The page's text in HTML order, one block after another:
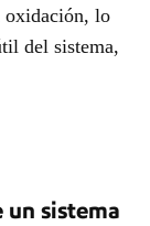
oxidación, lo
del sistema,
un sistema